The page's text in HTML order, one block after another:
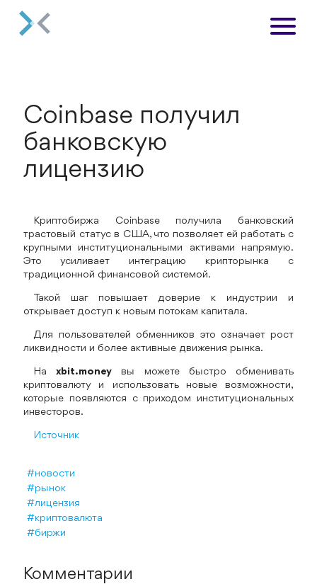
Coinbase получил
банковскую
лицензию
Криптобиржа Coinbase получила банковский
трастовый статус в США, что позволяет ей работать с
крупными институциональными активами напрямую.
Это усиливает интеграцию крипторынка с
традиционной финансовой системой.
Такой шаг повышает доверие к индустрии и
открывает доступ к новым потокам капитала.
Для пользователей обменников это означает рост
ликвидности и более активные движения рынка.
Наxbit.money вы можете быстро обменивать
криптовалюту и использовать новые возможности,
которые появляются с приходом институциональных
инвесторов.
Источник
#новости
#рынок
#лицензия
#криптовалюта
#биржи
Комментарии